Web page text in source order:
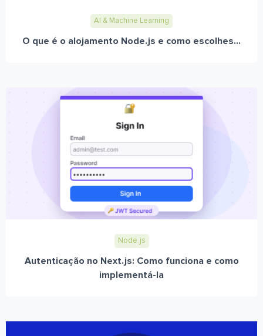
AI & Machine Learning
O que é o alojamento Node.js e como escolhes...
Node.js
Autenticação no Next.js: Como funciona e como
implementá-la